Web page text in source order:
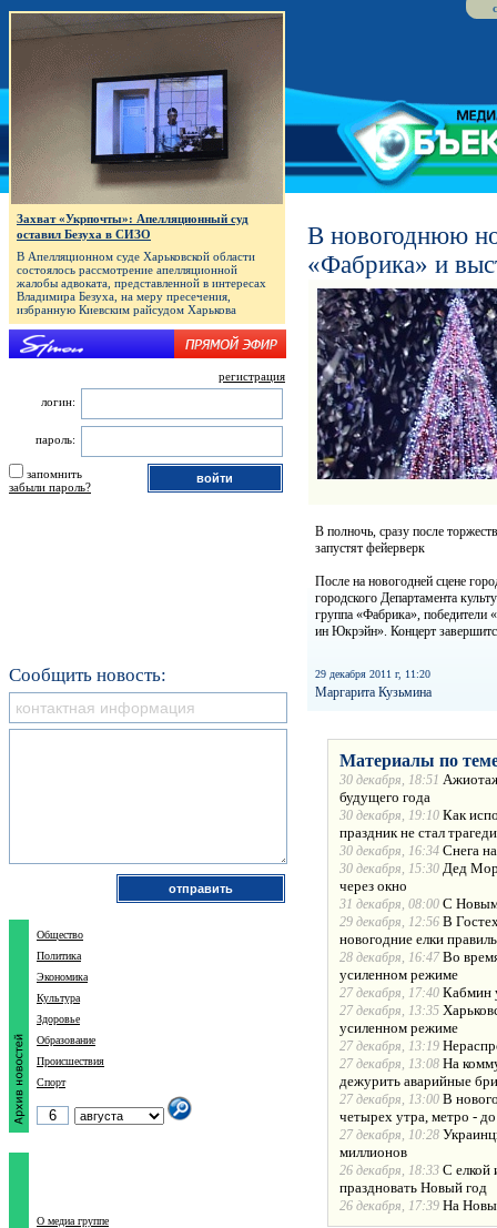
В новогоднюю
«Фабрика» и
В полночь, сразу после
запустят фейерверк
После на новогодней сцене
городского Департамента
группа «Фабрика»,
ин Юкрэйн». Концерт
29 декабря 2011 г, 11:20
Маргарита Кузьмина
Материалы по
30 декабря, 18:51
будущего года
30 декабря, 19:10 Как
праздник не стал
30 декабря, 16:34 Снега
30 декабря, 15:30 Дед
через окно
31 декабря, 08:00 С
29 декабря, 12:56 В
новогодние елки
28 декабря, 16:47 Во
усиленном режиме
27 декабря, 17:40 Кабмин
27 декабря, 13:35
усиленном режиме
27 декабря, 13:19
27 декабря, 13:08 На
дежурить аварийные
27 декабря, 13:00 В
четырех утра, метро -
27 декабря, 10:28
миллионов
26 декабря, 18:33 С елкой
праздновать Новый год
26 декабря, 17:39 На
Захват «Укрпочты»: Апелляционный суд
оставил Безуха в СИЗО
В Апелляционном суде Харьковской области
состоялось рассмотрение апелляционной
жалобы адвоката, представленной в интересах
Владимира Безуха, на меру пресечения,
избранную Киевским райсудом Харькова
регистрация
логин:
пароль:
запомнить
забыли пароль?
Сообщить новость:
Общество
Политика
Экономика
Культура
Здоровье
Образование
Происшествия
Спорт
О медиа группе